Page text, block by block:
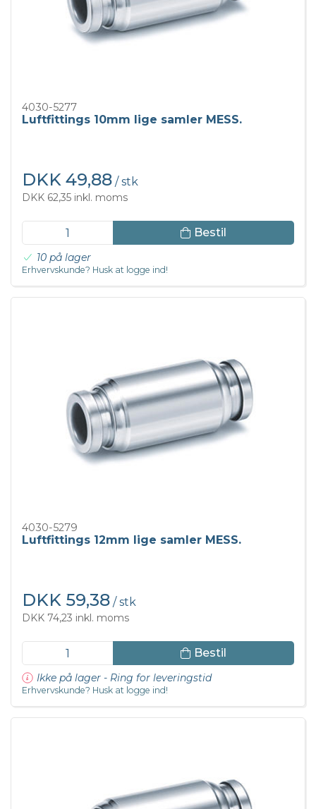
4030-5277
Luftfittings 10mm lige samler MESS.
DKK 49,88 / stk
DKK 62,35 inkl. moms
Bestil
10 på lager
Erhvervskunde? Husk at logge ind!
4030-5279
Luftfittings 12mm lige samler MESS.
DKK 59,38 / stk
DKK 74,23 inkl. moms
Bestil
Ikke på lager - Ring for leveringstid
Erhvervskunde? Husk at logge ind!